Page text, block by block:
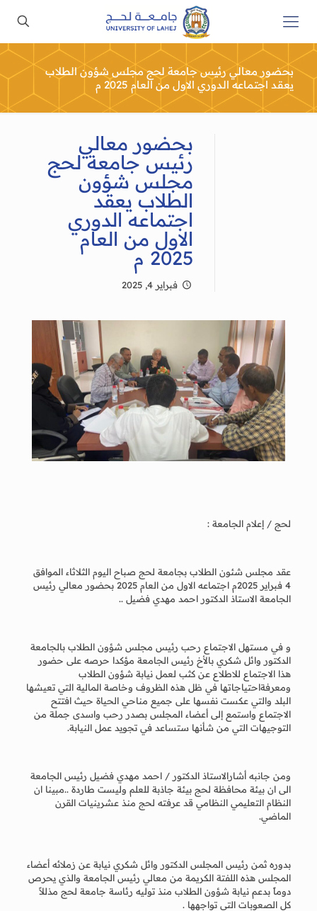
بحضور معالي رئيس جامعة لحج مجلس شؤون الطلاب
يعقد اجتماعه الدوري الاول من العام 2025 م
بحضور معالي
رئيس جامعة لحج
مجلس شؤون
الطلاب يعقد
اجتماعه الدوري
الاول من العام
2025 م
فبراير 4, 2025
لحج / إعلام الجامعة :
عقد مجلس شئون الطلاب بجامعة لحج صباح اليوم الثلاثاء الموافق
4 فبراير 2025م اجتماعه الاول من العام 2025 بحضور معالي رئيس
الجامعة الاستاذ الدكتور احمد مهدي فضيل ..
و في مستهل الاجتماع رحب رئيس مجلس شؤون الطلاب بالجامعة
الدكتور وائل شكري بالأخ رئيس الجامعة مؤكدا حرصه على حضور
هذا الاجتماع للاطلاع عن كثب لعمل نيابة شؤون الطلاب
ومعرفةاحتياجاتها في ظل هذه الظروف وخاصة المالية التي تعيشها
البلد والتي عكست نفسها على جميع مناحي الحياة حيث افتتح
الاجتماع واستمع إلى أعضاء المجلس بصدر رحب واسدى جملة من
التوجيهات التي من شأنها ستساعد في تجويد عمل النيابة.
ومن جانبه أشارالاستاذ الدكتور / احمد مهدي فضيل رئيس الجامعة
الى ان بيئة محافظة لحج بيئة جاذبة للعلم وليست طاردة ..مبينا ان
النظام التعليمي النظامي قد عرفته لحج منذ عشرينيات القرن
الماضي.
بدوره ثمن رئيس المجلس الدكتور وائل شكري نيابة عن زملائه أعضاء
المجلس هذه اللفتة الكريمة من معالي رئيس الجامعة والذي يحرص
دوماً بدعم نيابة شؤون الطلاب منذ توليه رئاسة جامعة لحج مذللاً
كل الصعوبات التي تواجهها .